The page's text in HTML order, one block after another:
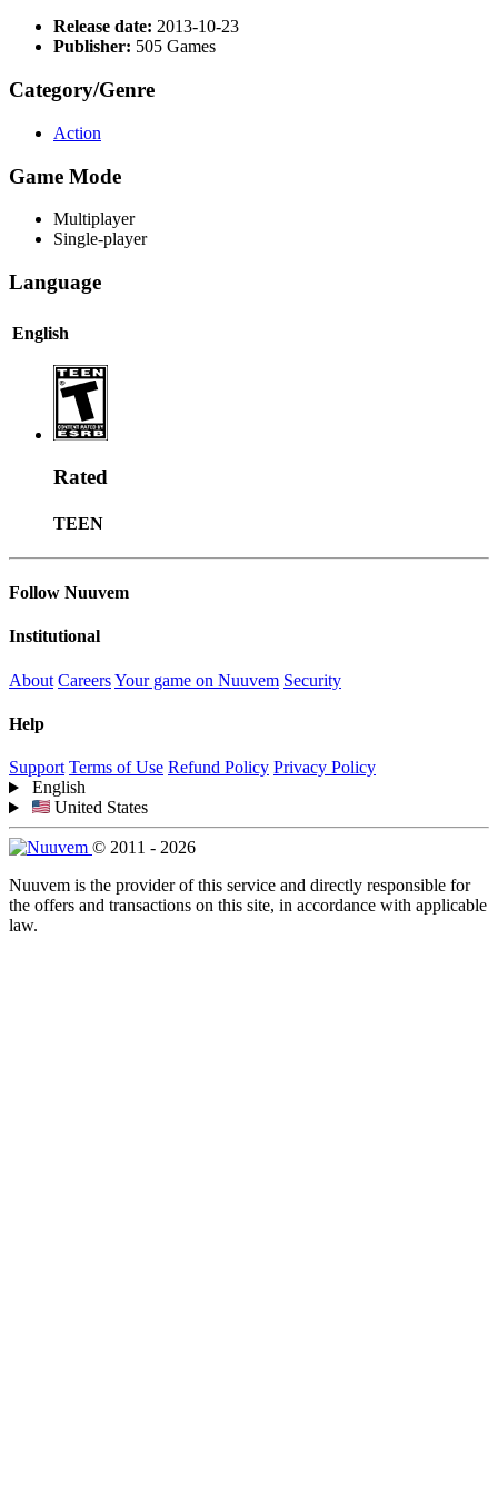
Release date: 2013-10-23
Publisher: 505 Games
Category/Genre
Action
Game Mode
Multiplayer
Single-player
Language
English
Rated
TEEN
Follow Nuuvem
Institutional
About CareersYour game on Nuuvem Security
Help
Support Terms of Use Refund Policy Privacy Policy
English
United States
© 2011 - 2026
Nuuvem is the provider of this service and directly responsible for
the offers and transactions on this site, in accordance with applicable
law.